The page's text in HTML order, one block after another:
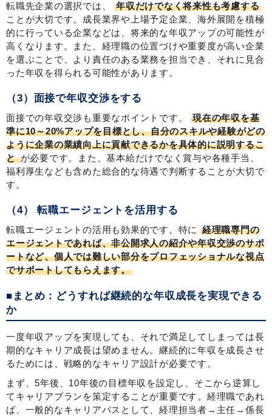
転職先企業の選択では、
年収だけでなく将来性も考慮する
ことが大切です。成長業界や上場予定企業、海外展開を積極
的に行っている企業などは、将来的な年収アップの可能性が
高くなります。また、経理職の位置づけや重要度が高い企業
を選ぶことで、より責任のある業務を担当でき、それに見合
った年収を得られる可能性があります。
（3）面接で年収交渉をする
面接での年収交渉も重要なポイントです。
現在の年収を基
準に10～20%アップを目標とし、自分のスキルや経験がどの
ように企業の業績向上に貢献できるかを具体的に説明するこ
とが必要です。また、基本給だけでなく賞与や各種手当、
福利厚生なども含めた総合的な待遇で判断することが大切で
す。
（4） 転職エージェントを活用する
転職エージェントの活用も効果的です。特に
経理職専門の
エージェントであれば、非公開求人の紹介や年収交渉のサポ
ートなど、個人では難しい部分をプロフェッショナルな視点
でサポートしてもらえます。
■まとめ：どうすれば継続的な年収成長を実現できる
か
一度年収アップを実現しても、それで満足してしまっては長
期的なキャリア成長は望めません。継続的に年収を成長させ
るためには、戦略的なキャリア設計が必要です。
まず、5年後、10年後の目標年収を設定し、そこから逆算し
てキャリアプランを策定することが重要です。経理職であれ
ば、一般的なキャリアパスとして、経理担当者→主任→係長